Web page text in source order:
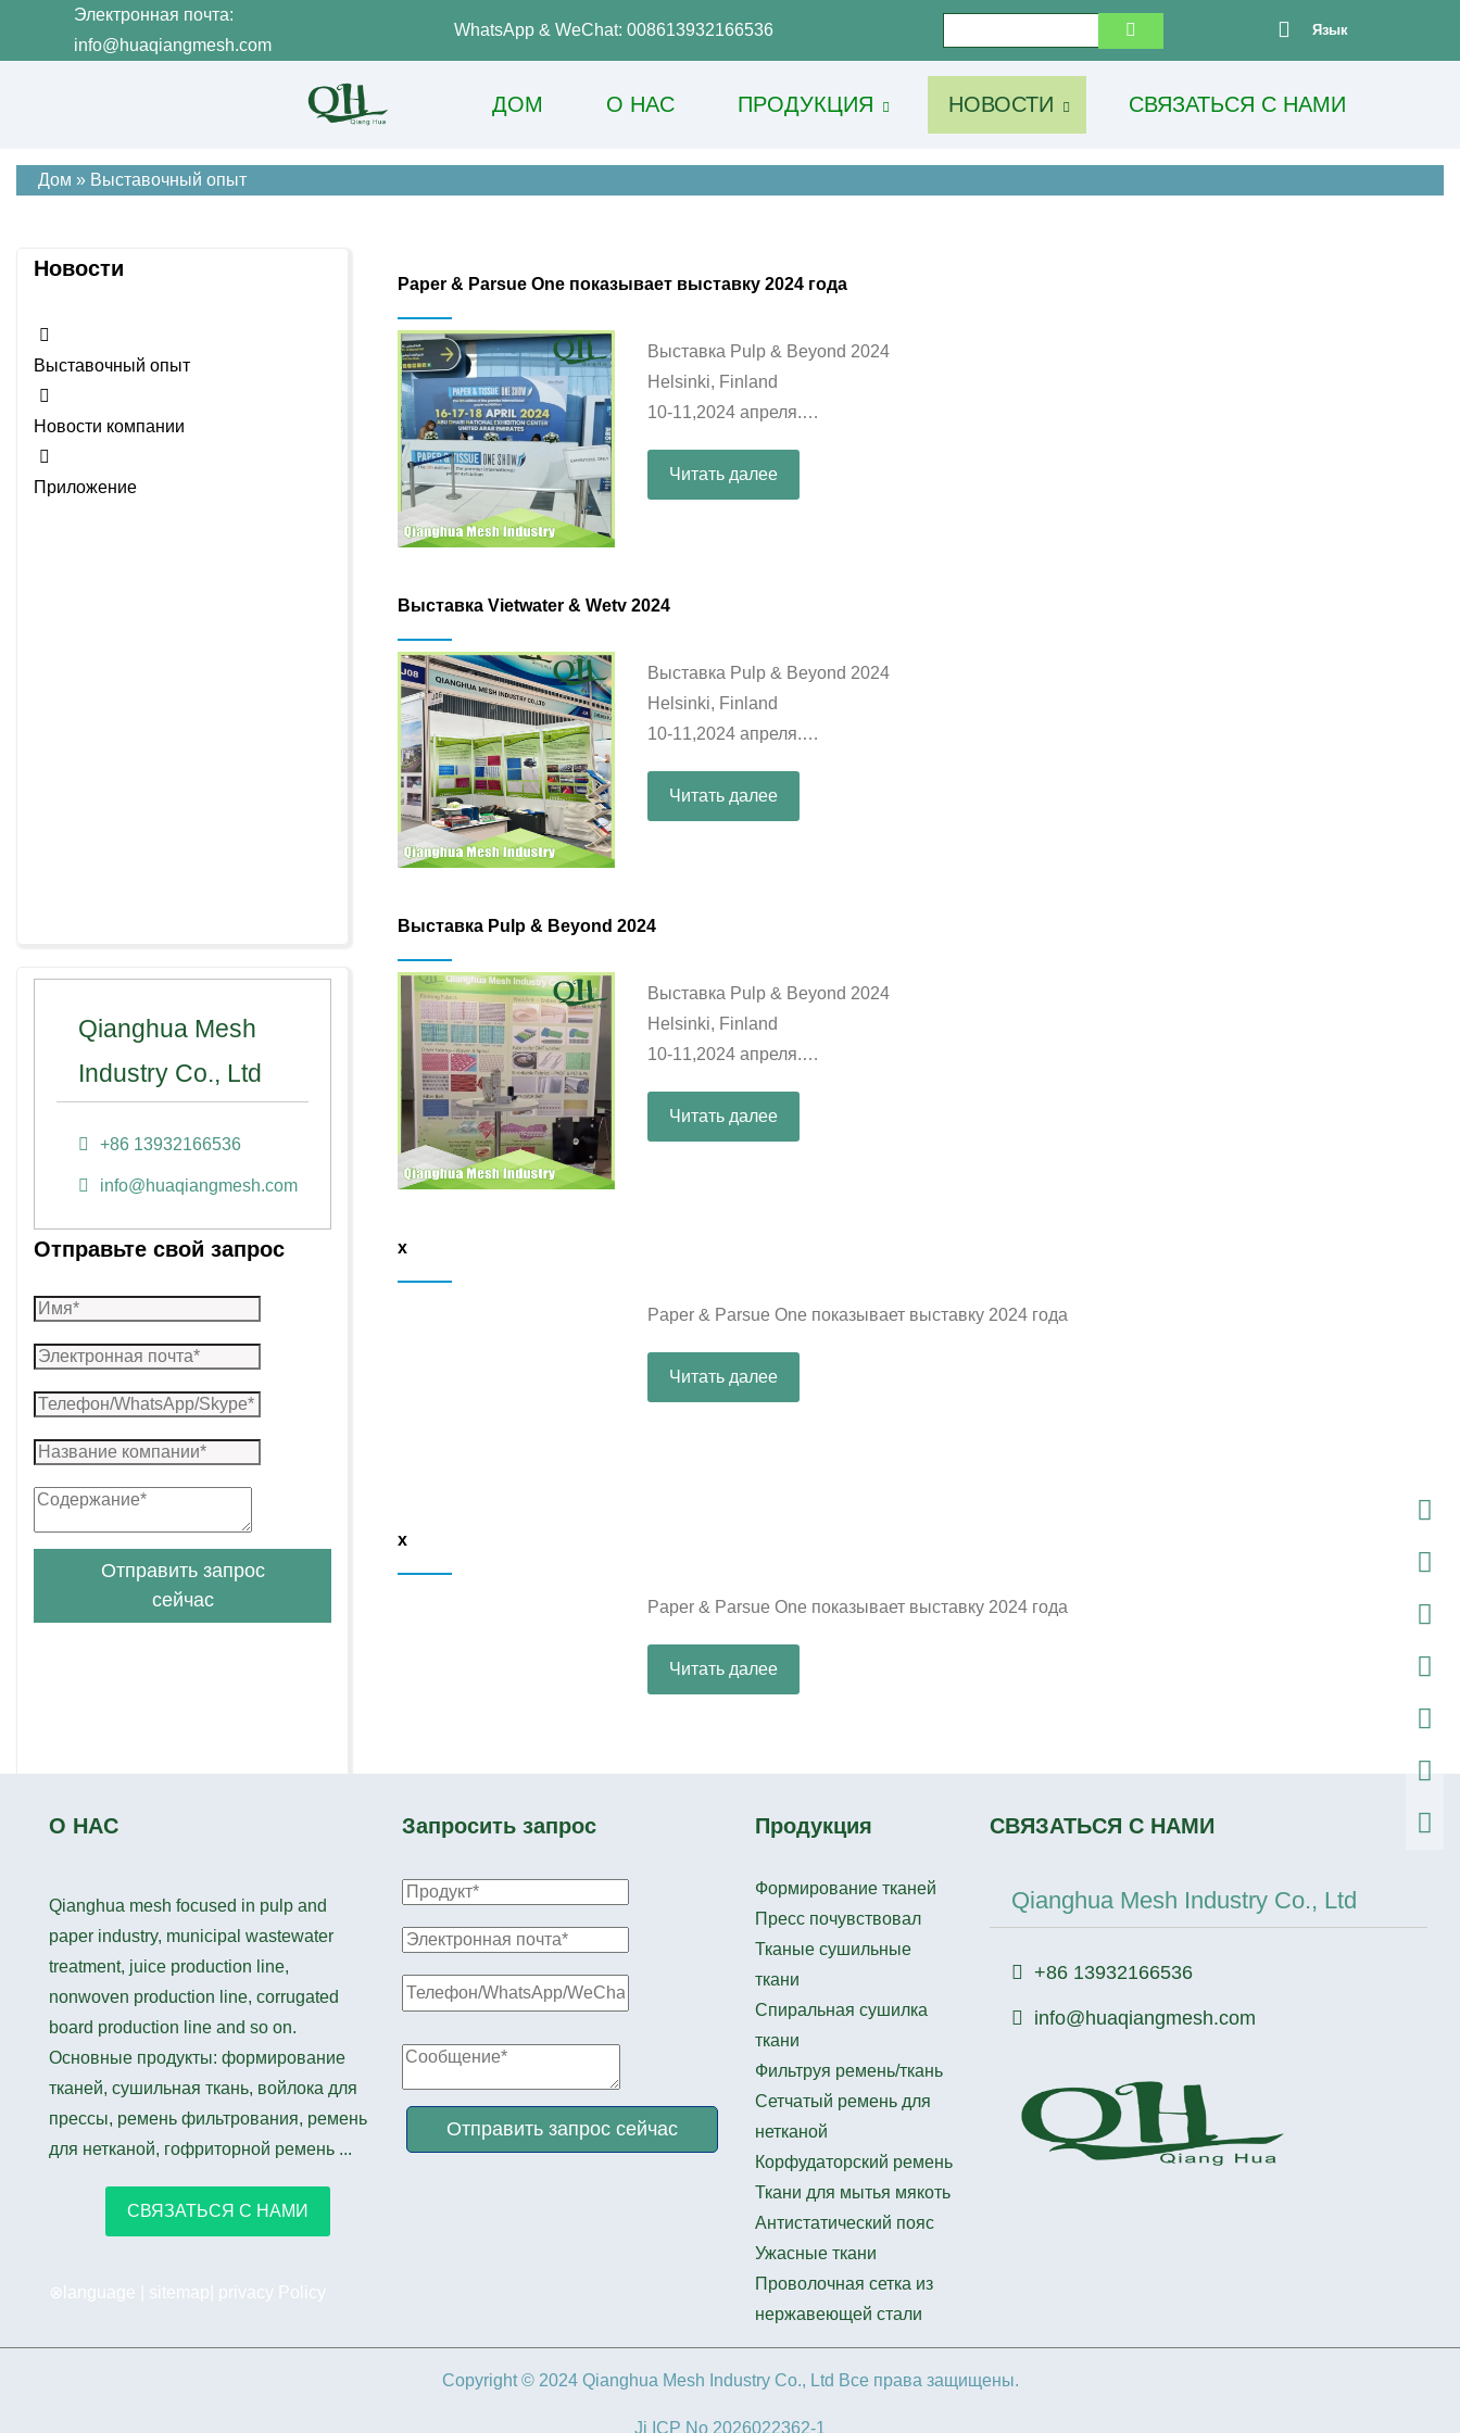
Электронная почта:
info@huaqiangmesh.com
WhatsApp & WeChat: 008613932166536 Язык
ДОМ О НАС ПРОДУКЦИЯ НОВОСТИ СВЯЗАТЬСЯ С НАМИ
Дом » Выставочный опыт
Новости
Выставочный опыт
Новости компании
Приложение
Qianghua Mesh
Industry Co., Ltd
+86 13932166536
info@huaqiangmesh.com
Отправьте свой запрос
Отправить запрос
сейчас
Paper & Parsue One показывает выставку 2024 года
Выставка Pulp & Beyond 2024
Helsinki, Finland
10-11,2024 апреля.
Читать далее
Выставка Vietwater & Wetv 2024
Выставка Pulp & Beyond 2024
Helsinki, Finland
10-11,2024 апреля.
Читать далее
Выставка Pulp & Beyond 2024
Выставка Pulp & Beyond 2024
Helsinki, Finland
10-11,2024 апреля.
Читать далее
x
Paper & Parsue One показывает выставку 2024 года
Читать далее
x
Paper & Parsue One показывает выставку 2024 года
Читать далее
О НАС
Qianghua mesh focused in pulp and
paper industry, municipal wastewater
treatment, juice production line,
nonwoven production line, corrugated
board production line and so on.
Основные продукты: формирование
тканей, сушильная ткань, войлока для
прессы, ремень фильтрования, ремень
для нетканой, гофриторной ремень ...
СВЯЗАТЬСЯ С НАМИ
⊗language | sitemap privacy Policy
Запросить запрос
Отправить запрос сейчас
Продукция
Формирование тканей
Пресс почувствовал
Тканые сушильные
ткани
Спиральная сушилка
ткани
Фильтруя ремень/ткань
Сетчатый ремень для
нетканой
Корфудаторский ремень
Ткани для мытья мякоть
Антистатический пояс
Ужасные ткани
Проволочная сетка из
нержавеющей стали
СВЯЗАТЬСЯ С НАМИ
Qianghua Mesh Industry Co., Ltd
+86 13932166536
info@huaqiangmesh.com
Copyright © 2024 Qianghua Mesh Industry Co., Ltd Все права защищены.
Ji ICP No 2026022362-1